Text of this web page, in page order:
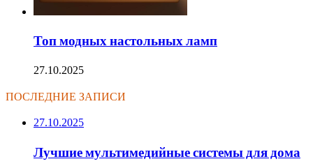
Топ модных настольных ламп
27.10.2025
ПОСЛЕДНИЕ ЗАПИСИ
27.10.2025
Лучшие мультимедийные системы для дома